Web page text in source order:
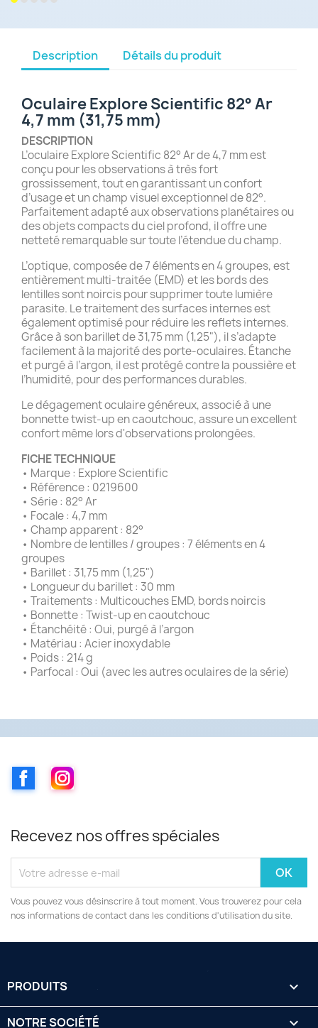
Description Détails du produit
Oculaire Explore Scientific 82° Ar
4,7 mm (31,75 mm)
DESCRIPTION
L’oculaire Explore Scientific 82° Ar de 4,7 mm est
conçu pour les observations à très fort
grossissement, tout en garantissant un confort
d’usage et un champ visuel exceptionnel de 82°.
Parfaitement adapté aux observations planétaires ou
des objets compacts du ciel profond, il offre une
netteté remarquable sur toute l’étendue du champ.
L’optique, composée de 7 éléments en 4 groupes, est
entièrement multi-traitée (EMD) et les bords des
lentilles sont noircis pour supprimer toute lumière
parasite. Le traitement des surfaces internes est
également optimisé pour réduire les reflets internes.
Grâce à son barillet de 31,75 mm (1,25"), il s’adapte
facilement à la majorité des porte-oculaires. Étanche
et purgé à l’argon, il est protégé contre la poussière et
l’humidité, pour des performances durables.
Le dégagement oculaire généreux, associé à une
bonnette twist-up en caoutchouc, assure un excellent
confort même lors d'observations prolongées.
FICHE TECHNIQUE
• Marque : Explore Scientific
• Référence : 0219600
• Série : 82° Ar
• Focale : 4,7 mm
• Champ apparent : 82°
• Nombre de lentilles / groupes : 7 éléments en 4
groupes
• Barillet : 31,75 mm (1,25")
• Longueur du barillet : 30 mm
• Traitements : Multicouches EMD, bords noircis
• Bonnette : Twist-up en caoutchouc
• Étanchéité : Oui, purgé à l’argon
• Matériau : Acier inoxydable
• Poids : 214 g
• Parfocal : Oui (avec les autres oculaires de la série)
FacebookInstagram
Recevez nos offres spéciales
Vous pouvez vous désinscrire à tout moment. Vous trouverez pour cela
nos informations de contact dans les conditions d'utilisation du site.
PRODUITS 
NOTRE SOCIÉTÉ 